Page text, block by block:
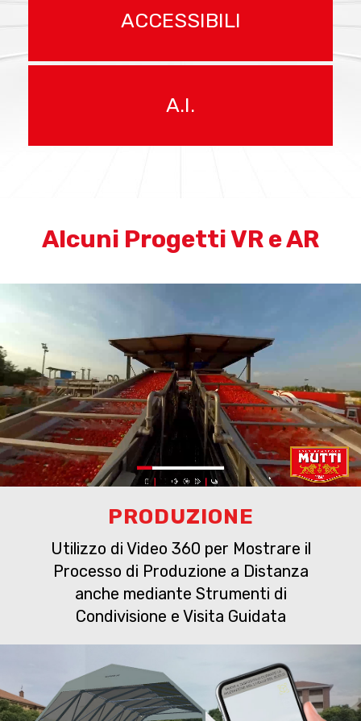
ACCESSIBILI
pubblico
diversamente abile
A.I.
Alcuni Progetti VR e AR
PRODUZIONE
Utilizzo di Video 360 per Mostrare il
Processo di Produzione a Distanza
anche mediante Strumenti di
Condivisione e Visita Guidata